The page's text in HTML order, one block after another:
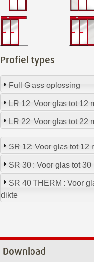
Profiel types
Full Glass oplossing
LR 12: Voor glas tot 12
LR 22: Voor glas tot 22
SR 12: Voor glas tot 12
SR 30 : Voor glas tot 30
SR 40 THERM : Voor
dikte
Download